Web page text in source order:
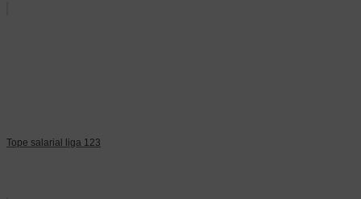
Tope salarial liga 123